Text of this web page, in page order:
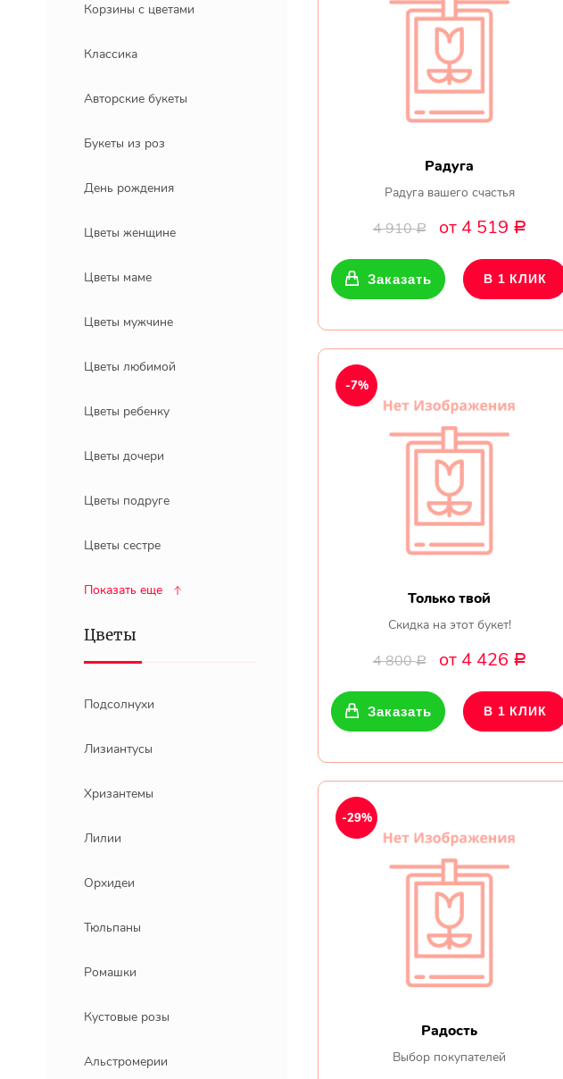
Корзины с цветами
Классика
Авторские букеты
Букеты из роз
День рождения
Цветы женщине
Цветы маме
Цветы мужчине
Цветы любимой
Цветы ребенку
Цветы дочери
Цветы подруге
Цветы сестре
Показать еще
Цветы
Подсолнухи
Лизиантусы
Хризантемы
Лилии
Орхидеи
Тюльпаны
Ромашки
Кустовые розы
Альстромерии
Радуга
Радуга вашего счастья
4 910Р от 4 519 Р
Заказать В 1 КЛИК
Только твой
Скидка на этот букет!
4 800Р от 4 426 Р
-7%
Заказать В 1 КЛИК
Радость
Выбор покупателей
-29%